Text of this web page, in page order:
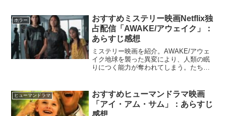
【期間限定4000円OFF】 カベーニPRO
モバイル ...
ホラー
おすすめミステリー映画Netflix独
占配信「AWAKE/アウェイク」：
あらすじ感想
ミステリー映画を紹介。AWAKE/アウェ
イク地球を襲った異変により、人類の眠
りにつく能力が奪われてしまう。たちま
走する。『AWAKE/アウェイク』
NETFLIX公式人々...
ヒューマンドラマ
おすすめヒューマンドラマ映画
「アイ・アム・サム」：あらすじ
感想